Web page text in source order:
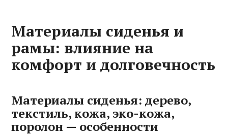
Материалы сиденья и
рамы: влияние на
комфорт и долговечность
Материалы сиденья: дерево,
текстиль, кожа, эко-кожа,
поролон — особенности